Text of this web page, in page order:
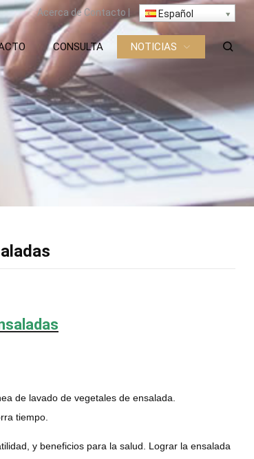
Acerca deContacto Español
CONSULTA NOTICIAS
de lavado de vegetales de ensalada.
tiempo.
y beneficios para la salud. Lograr la ensalada